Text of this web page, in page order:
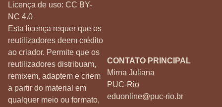
Licença de uso: CC BY-
NC 4.0
Esta licença requer que os
reutilizadores deem crédito
ao criador. Permite que os
reutilizadores distribuam,
remixem, adaptem e criem
a partir do material em
qualquer meio ou formato,
CONTATO PRINCIPAL
Mirna Juliana
PUC-Rio
eduonline@puc-rio.br